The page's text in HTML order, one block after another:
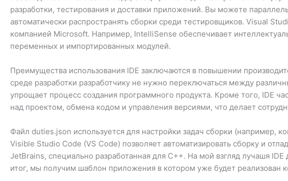
разработки, тестирования и доставки приложений. Вы можете
автоматически распространять сборки среди тестировщиков. Visual
компанией Microsoft. Например, IntelliSense обеспечивает
переменных и импортированных модулей.
Преимущества использования IDE заключаются в повышении
среде разработки разработчику не нужно переключаться между
упрощает процесс создания программного продукта. Кроме того, IDE
над проектом, обмена кодом и управления версиями, что делает
Файл duties.json используется для настройки задач сборки (например,
Visible Studio Code (VS Code) позволяет автоматизировать сборку и
JetBrains, специально разработанная для C++. На мой взгляд лучашя
итог, мы получим шаблон приложения в котором уже будет реализован